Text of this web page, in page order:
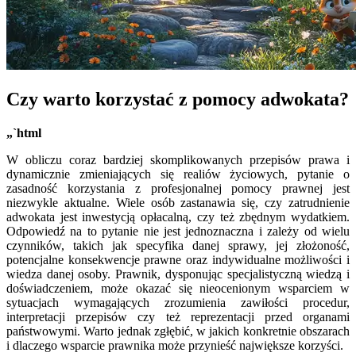
Czy warto korzystać z pomocy adwokata?
„`html
W obliczu coraz bardziej skomplikowanych przepisów prawa i
dynamicznie zmieniających się realiów życiowych, pytanie o
zasadność korzystania z profesjonalnej pomocy prawnej jest
niezwykle aktualne. Wiele osób zastanawia się, czy zatrudnienie
adwokata jest inwestycją opłacalną, czy też zbędnym wydatkiem.
Odpowiedź na to pytanie nie jest jednoznaczna i zależy od wielu
czynników, takich jak specyfika danej sprawy, jej złożoność,
potencjalne konsekwencje prawne oraz indywidualne możliwości i
wiedza danej osoby. Prawnik, dysponując specjalistyczną wiedzą i
doświadczeniem, może okazać się nieocenionym wsparciem w
sytuacjach wymagających zrozumienia zawiłości procedur,
interpretacji przepisów czy też reprezentacji przed organami
państwowymi. Warto jednak zgłębić, w jakich konkretnie obszarach
i dlaczego wsparcie prawnika może przynieść największe korzyści.